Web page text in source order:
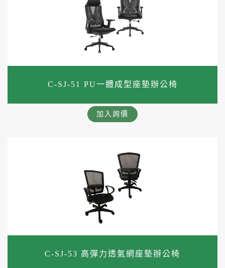
C-SJ-51 PU一體成型座墊辦公椅
加入詢價
C-SJ-53 高彈力透氣網座墊辦公椅